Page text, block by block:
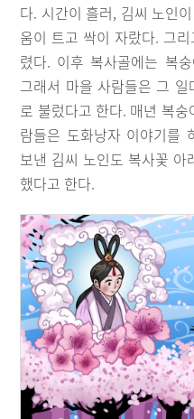
다. 시간이 흘러, 김씨 노인
움이 트고 싹이 자랐다. 그
렸다. 이후 복사골에는 복
그래서 마을 사람들은 그 일
로 불렀다고 한다. 매년 복
람들은 도화낭자 이야기를
보낸 김씨 노인도 복사꽃 아
했다고 한다.